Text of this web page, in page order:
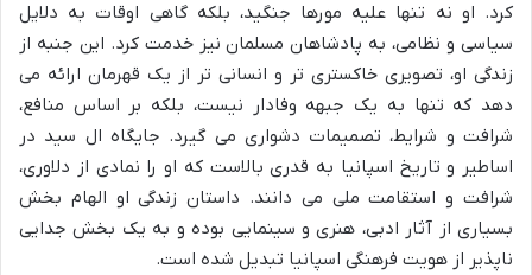
کرد. او نه تنها علیه مورها جنگید، بلکه گاهی اوقات به دلایل
سیاسی و نظامی، به پادشاهان مسلمان نیز خدمت کرد. این جنبه از
زندگی او، تصویری خاکستری تر و انسانی تر از یک قهرمان ارائه می
دهد که تنها به یک جبهه وفادار نیست، بلکه بر اساس منافع،
شرافت و شرایط، تصمیمات دشواری می گیرد. جایگاه ال سید در
اساطیر و تاریخ اسپانیا به قدری بالاست که او را نمادی از دلاوری،
شرافت و استقامت ملی می دانند. داستان زندگی او الهام بخش
بسیاری از آثار ادبی، هنری و سینمایی بوده و به یک بخش جدایی
ناپذیر از هویت فرهنگی اسپانیا تبدیل شده است.